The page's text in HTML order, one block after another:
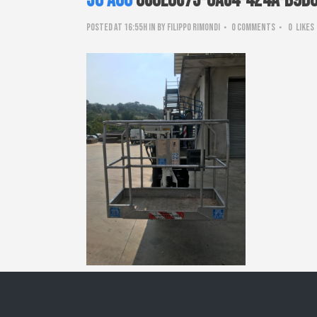
Posted at 16:55hin by Filippo Rimondi 0 Comments 0 Likes